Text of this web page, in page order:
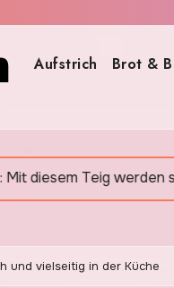
Aufstrich Brot &
werden sie besonders
und vielseitig in der Küche